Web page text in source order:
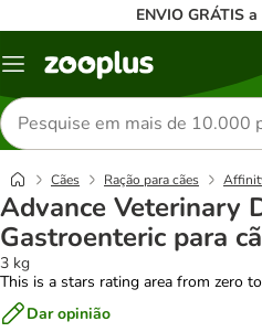
ENVIO GRÁTIS
Menu
Pesquisar
produtos
Cães Ração para cães
Advance Veterinary
Gastroenteric para
3 kg
This is a stars rating area from zero
Dar opinião